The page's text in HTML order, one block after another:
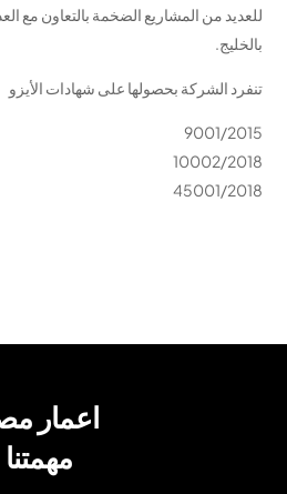
للعديد من المشاريع الضخمة بالتعاون مع
بالخليج.
تنفرد الشركة بحصولها على شهادات الأيزو
9001/2015
10002/2018
45001/2018
اعمار
مهمتنا